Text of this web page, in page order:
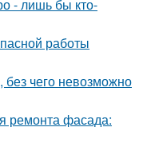
- лишь бы кто-
работы
без чего невозможно
ремонта фасада: